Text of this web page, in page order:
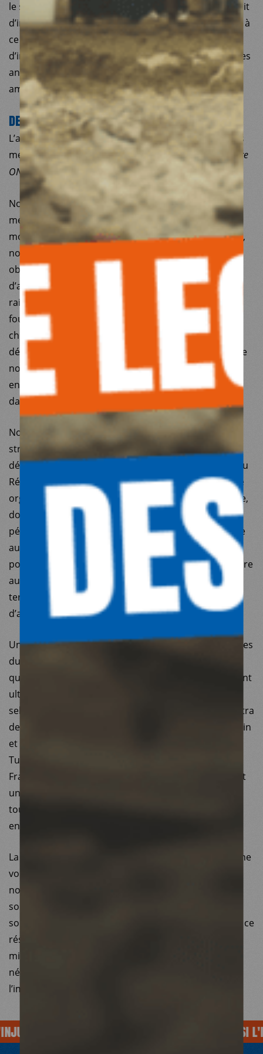
le soin de joindre au dossier une déclaration de conflit
d’intérêts en vue d’un prochain audit. Contrairement à
ce qui est indiqué dans l’article, le risque de conflit
d’intérêts n’a donc pas été révélé par des témoignages
anonymes, mais au contraire déclaré et étudié en
amont par Médecins du Monde.
DES MÉDICAMENTS ACHETÉS TROP CHER ?
L’article sous-entend que MdM Turquie achèterait les
médicaments «
40% plus chers que n’importe quelle autre
ONG syrienne ou turque
Nous assumons à ce titre le fait d’acheter des
médicaments sans privilégier les fournisseurs les
moins-disant. Notre mandat d’organisation médicale,
notre éthique et notre exigence de qualité nous
obligent en effet à être irréprochables en matière
d’approvisionnement de médicaments. Pour cette
raison, nous achetons les médicaments, auprès de
fournisseurs certifiés, qui sont effectivement plus
chers que certaines sociétés concurrentes qui ne
détiennent pas de certifications. C’est un principe que
nous assumons pleinement, et que nous appliquons
en Turquie, mais aussi sur l’ensemble des territoires
dans lesquels nous intervenons.
Notre souhait est aujourd’hui de poursuivre la
structuration de MdM Turquie et d’encourager son
développement. MdM Turquie, membre autonome du
Réseau International de Médecins du Monde, est une
organisation qui n’a que quelques années d’existence,
dont deux années en période de pandémie. Cette
période a nécessité de prioriser la réponse d’urgence
au Covid-19 tout en maintenant l’accès aux soins des
populations. MdM Turquie l’a fait et continue de le faire
auprès de plus de 500 000 personnes, dans un des
territoires les plus difficiles au monde en termes
d’accès humanitaire.
Un travail réalisé par MdM France et d’autres membres
du réseau est en cours depuis plusieurs mois afin
qu’un audit soit réalisé, non pas à une date vaguement
ultérieure, comme le laisse entendre l’article, mais
selon un calendrier précis fixé début juillet. Il permettra
de faire la lumière sur les alertes remontées du terrain
et de renforcer les procédures internes de MdM
Turquie. Dans une démarche de transparence, MdM
France s’engage à publier les conclusions de cet audit
une fois qu’il sera achevé afin de lever définitivement
tout doute s’agissant des accusations portées à son
encontre.
La stratégie de Médecins du Monde est guidée par une
volonté politique de favoriser le développement de
nouveaux membres MdM non-occidentaux. Nous
sommes convaincus que nos 40 années d’existence
sont un atout pour accompagner la structuration de ce
réseau, et nous nous efforçons de d‘accomplir cette
mission dans le respect le plus strict des procédures
nécessaires à un travail de qualité, tel que nous nous
l’imposons collectivement.
SOIGNE AUSSI